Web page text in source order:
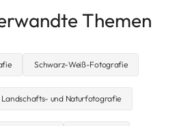
Themen
Schwarz-Weiß-Fotografie
Landschafts- und Naturfotografie